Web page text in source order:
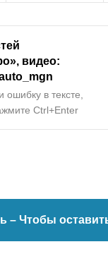
видео:
в тексте,
Ctrl+Enter
– Чтобы